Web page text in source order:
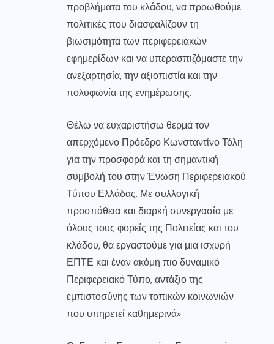
προβλήματα του κλάδου, να προωθούμε
πολιτικές που διασφαλίζουν τη
βιωσιμότητα των περιφερειακών
εφημερίδων και να υπερασπιζόμαστε την
ανεξαρτησία, την αξιοπιστία και την
πολυφωνία της ενημέρωσης.
Θέλω να ευχαριστήσω θερμά τον
απερχόμενο Πρόεδρο Κωνσταντίνο Τόλη
για την προσφορά και τη σημαντική
συμβολή του στην Ένωση Περιφερειακού
Τύπου Ελλάδας. Με συλλογική
προσπάθεια και διαρκή συνεργασία με
όλους τους φορείς της Πολιτείας και του
κλάδου, θα εργαστούμε για μια ισχυρή
ΕΠΤΕ και έναν ακόμη πιο δυναμικό
Περιφερειακό Τύπο, αντάξιο της
εμπιστοσύνης των τοπικών κοινωνιών
που υπηρετεί καθημερινά»